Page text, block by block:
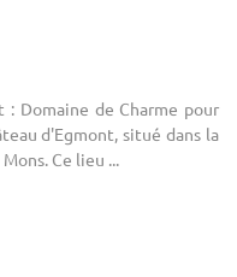
: Domaine de Charme pour
d'Egmont, situé dans la
Ce lieu ...